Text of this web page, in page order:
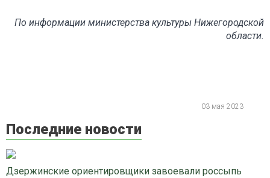
По информации министерства культуры Нижегородской
области.
03 мая 2023
Последние новости
Дзержинские ориентировщики завоевали россыпь